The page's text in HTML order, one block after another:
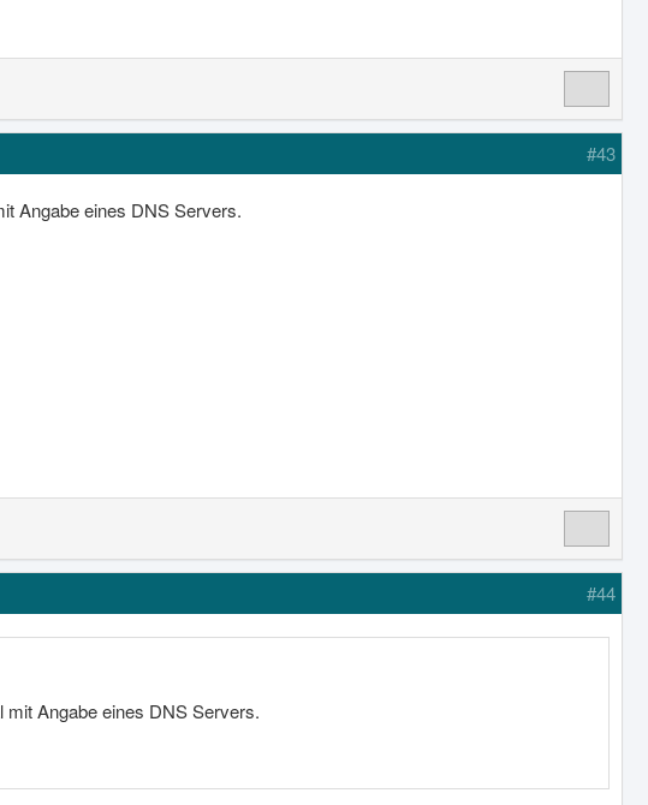
#43
Angabe eines DNS Servers.
#44
mit Angabe eines DNS Servers.